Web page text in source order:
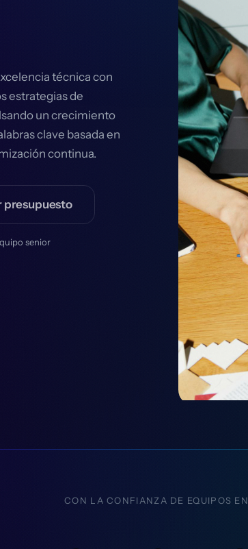
técnica con
estrategias de
un crecimiento
clave basada en
continua.
presupuesto
senior
CON LA CONFIANZA DE EQUIPOS EN